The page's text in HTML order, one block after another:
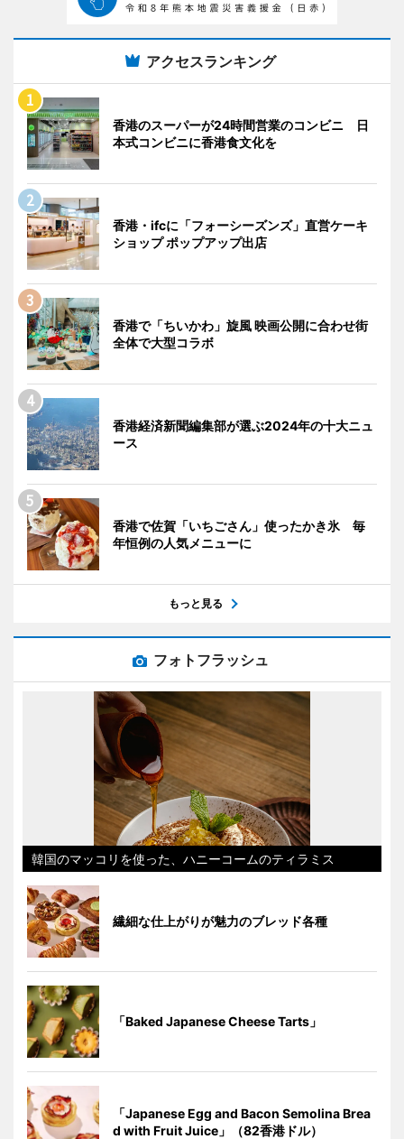
アクセスランキング
香港のスーパーが24時間営業のコンビニ 日
本式コンビニに香港食文化を
香港・ifcに「フォーシーズンズ」直営ケーキ
ショップ ポップアップ出店
香港で「ちいかわ」旋風 映画公開に合わせ街
全体で大型コラボ
香港経済新聞編集部が選ぶ2024年の十大ニュ
ース
香港で佐賀「いちごさん」使ったかき氷 毎
年恒例の人気メニューに
もっと見る
フォトフラッシュ
韓国のマッコリを使った、ハニーコームのティラミス
繊細な仕上がりが魅力のブレッド各種
「Baked Japanese Cheese Tarts」
「Japanese Egg and Bacon Semolina Brea
d with Fruit Juice」（82香港ドル）